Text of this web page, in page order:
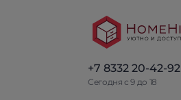
+7 8332 20-42-92
Сегодня с 9 до 18